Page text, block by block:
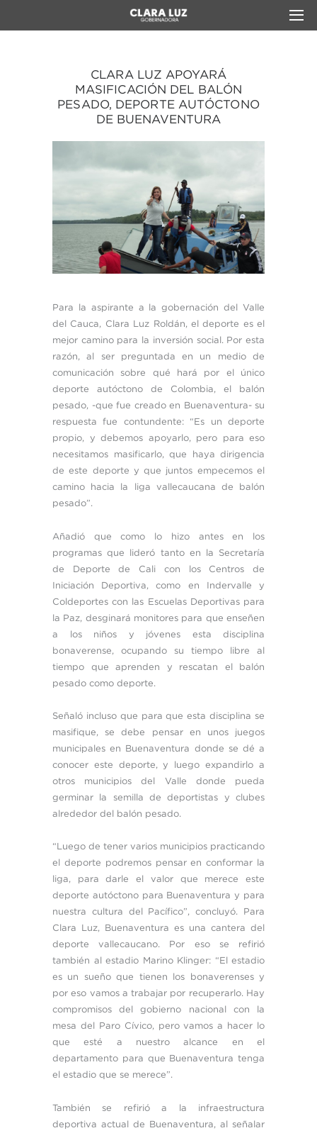
CLARA LUZ APOYARÁ
MASIFICACIÓN DEL BALÓN
PESADO, DEPORTE AUTÓCTONO
DE BUENAVENTURA
Para la aspirante a la gobernación del Valle
del Cauca, Clara Luz Roldán, el deporte es el
mejor camino para la inversión social. Por esta
razón, al ser preguntada en un medio de
comunicación sobre qué hará por el único
deporte autóctono de Colombia, el balón
pesado, -que fue creado en Buenaventura- su
respuesta fue contundente: “Es un deporte
propio, y debemos apoyarlo, pero para eso
necesitamos masificarlo, que haya dirigencia
de este deporte y que juntos empecemos el
camino hacia la liga vallecaucana de balón
pesado”.
Añadió que como lo hizo antes en los
programas que lideró tanto en la Secretaría
de Deporte de Cali con los Centros de
Iniciación Deportiva, como en Indervalle y
Coldeportes con las Escuelas Deportivas para
la Paz, desginará monitores para que enseñen
a los niños y jóvenes esta disciplina
bonaverense, ocupando su tiempo libre al
tiempo que aprenden y rescatan el balón
pesado como deporte.
Señaló incluso que para que esta disciplina se
masifique, se debe pensar en unos juegos
municipales en Buenaventura donde se dé a
conocer este deporte, y luego expandirlo a
otros municipios del Valle donde pueda
germinar la semilla de deportistas y clubes
alrededor del balón pesado.
“Luego de tener varios municipios practicando
el deporte podremos pensar en conformar la
liga, para darle el valor que merece este
deporte autóctono para Buenaventura y para
nuestra cultura del Pacífico”, concluyó. Para
Clara Luz, Buenaventura es una cantera del
deporte vallecaucano. Por eso se refirió
también al estadio Marino Klinger: “El estadio
es un sueño que tienen los bonaverenses y
por eso vamos a trabajar por recuperarlo. Hay
compromisos del gobierno nacional con la
mesa del Paro Cívico, pero vamos a hacer lo
que esté a nuestro alcance en el
departamento para que Buenaventura tenga
el estadio que se merece”.
También se refirió a la infraestructura
deportiva actual de Buenaventura, al señalar